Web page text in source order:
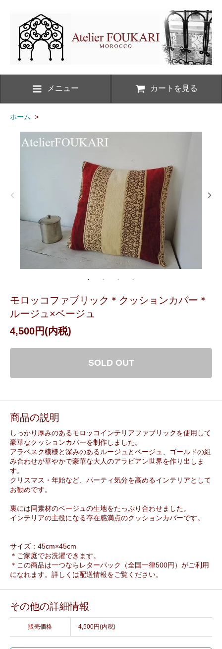
メニュー カートを見る
ホーム >
モロッコファブリック＊クッションカバー＊
ルージュ×ベージュ
4,500円(内税)
SOLD OUT
商品の説明
しっかり厚みのあるモロッコインテリアファブリックを使用して
豪華なクッションカバーを制作しました。
アラベスク模様と深みのあるルージュとベージュ、ゴールドの組
み合わせが華やかで豪華な大人のアラビアン世界を作り出しま
す。
クリスマス・年始など、パーティ気分を高めるインテリアとして
お勧めです。
裏には同素材のベージュの生地をたっぷり合わせました。
インテリアの主役になる存在感満点のクッションカバーです。
サイズ：45cm×45cm
＊ご家庭でお洗濯できます。
＊この商品は一つならレターパック（全国一律500円）がご利用
になれます。詳しくは配送情報をご覧ください。
その他の詳細情報
販売価格 4,500円(内税)